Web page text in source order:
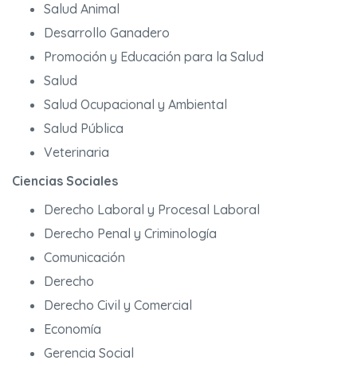
Salud Animal
Desarrollo Ganadero
Promoción y Educación para la Salud
Salud
Salud Ocupacional y Ambiental
Salud Pública
Veterinaria
Ciencias Sociales
Derecho Laboral y Procesal Laboral
Derecho Penal y Criminología
Comunicación
Derecho
Derecho Civil y Comercial
Economía
Gerencia Social